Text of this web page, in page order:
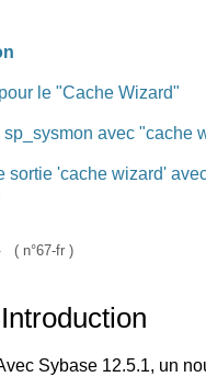
le "Cache Wizard"
des tables de monitoring
de configuration
"cache wizard"
sp_sysmon avec "cache
sortie 'cache wizard'
67-fr
Introduction
Sybase 12.5.1, un